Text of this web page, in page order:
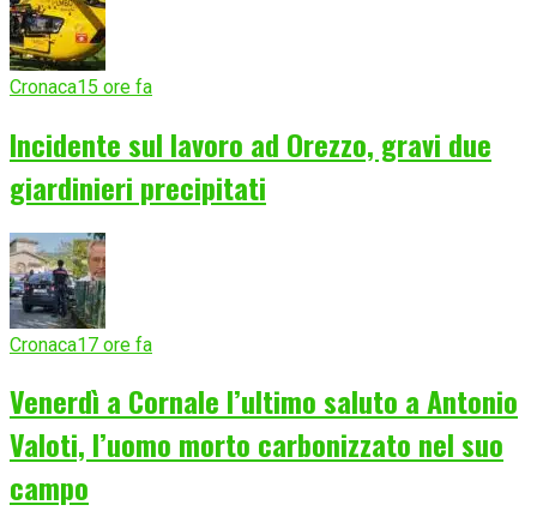
Cronaca15 ore fa
Incidente sul lavoro ad Orezzo, gravi due
giardinieri precipitati
Cronaca17 ore fa
Venerdì a Cornale l’ultimo saluto a Antonio
Valoti, l’uomo morto carbonizzato nel suo
campo